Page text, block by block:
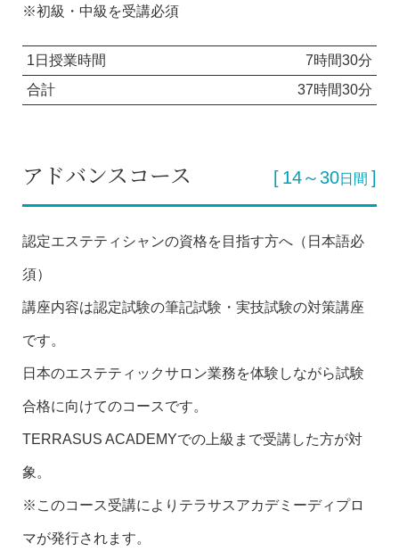
※初級・中級を受講必須
1日授業時間
7時間30分
合計
37時間30分
アドバンスコース 14～30日間
認定エステティシャンの資格を目指す方へ（日本語必
須）
講座内容は認定試験の筆記試験・実技試験の対策講座
です。
日本のエステティックサロン業務を体験しながら試験
合格に向けてのコースです。
TERRASUS ACADEMYでの上級まで受講した方が対
象。
※このコース受講によりテラサスアカデミーディプロ
マが発行されます。